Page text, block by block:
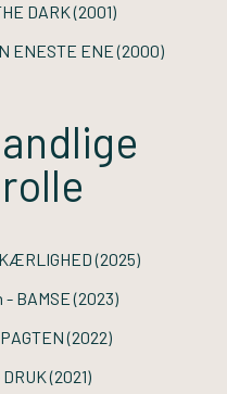
DARK(2001)
ENESTE ENE(2000)
(2025)
- BAMSE(2023)
PAGTEN(2022)
DRUK(2021)